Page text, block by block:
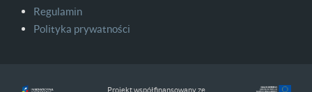
Regulamin
Polityka prywatności
Projekt współfinansowany ze